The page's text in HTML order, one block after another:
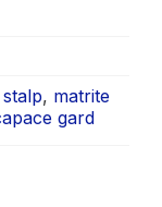
, matrite
gard